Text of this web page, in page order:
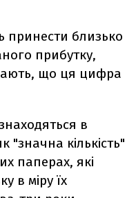
принести близько
прибутку,
що ця цифра
в
"значна кількість"
паперах, які
в міру їх